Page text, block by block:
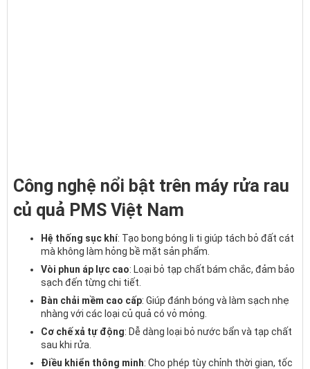
Công nghệ nổi bật trên máy rửa rau
củ quả PMS Việt Nam
Hệ thống sục khí: Tạo bong bóng li ti giúp tách bỏ đất cát
mà không làm hỏng bề mặt sản phẩm.
Vòi phun áp lực cao: Loại bỏ tạp chất bám chắc, đảm bảo
sạch đến từng chi tiết.
Bàn chải mềm cao cấp: Giúp đánh bóng và làm sạch nhẹ
nhàng với các loại củ quả có vỏ mỏng.
Cơ chế xả tự động: Dễ dàng loại bỏ nước bẩn và tạp chất
sau khi rửa.
Điều khiển thông minh: Cho phép tùy chỉnh thời gian, tốc